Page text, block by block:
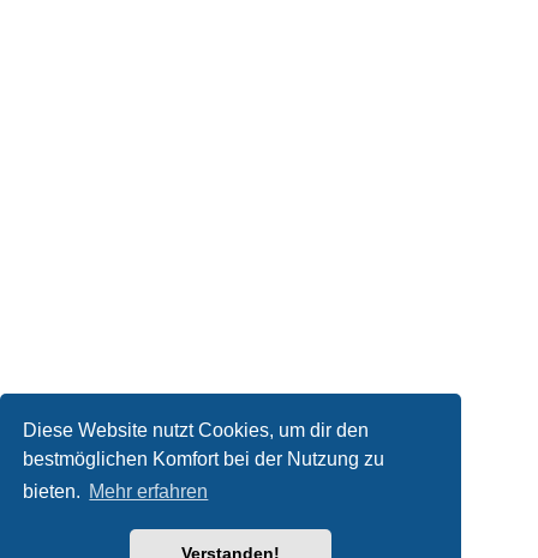
Diese Website nutzt Cookies, um dir den
bestmöglichen Komfort bei der Nutzung zu
bieten. Mehr erfahren
Verstanden!